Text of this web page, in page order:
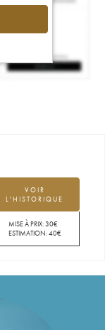
VOIR
L'HISTORIQUE
MISE À PRIX:30€
ESTIMATION:40€